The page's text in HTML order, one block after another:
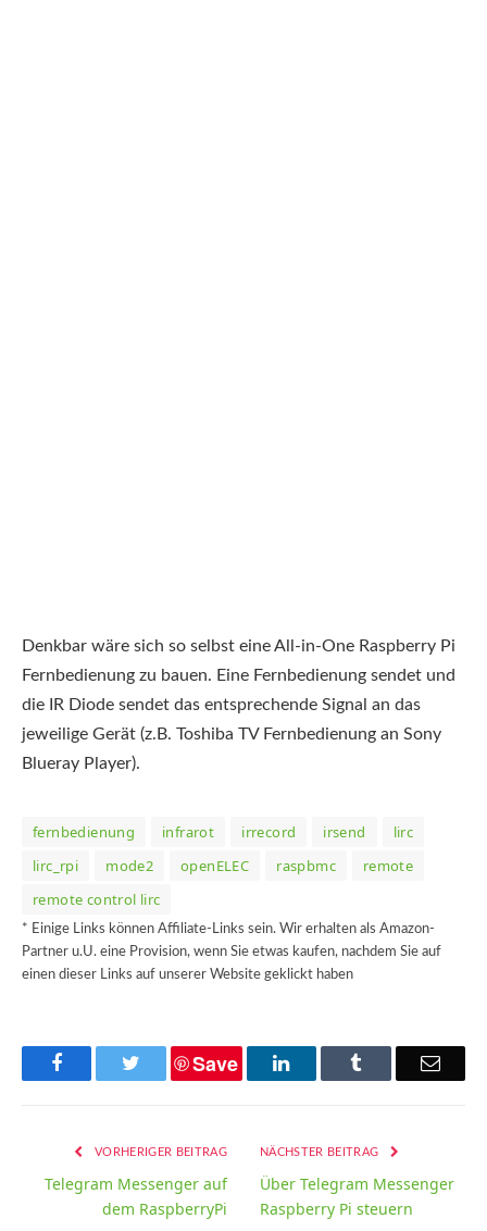
Denkbar wäre sich so selbst eine All-in-One Raspberry Pi
Fernbedienung zu bauen. Eine Fernbedienung sendet und
die IR Diode sendet das entsprechende Signal an das
jeweilige Gerät (z.B. Toshiba TV Fernbedienung an Sony
Blueray Player).
fernbedienung infrarot irrecord irsend
lirc
lirc_rpi
mode2 openELEC raspbmc
remote
remote control lirc
* Einige Links können Affiliate-Links sein. Wir erhalten als Amazon-
Partner u.U. eine Provision, wenn Sie etwas kaufen, nachdem Sie auf
einen dieser Links auf unserer Website geklickt haben
Facebook TwitterSave LinkedInTumblr Email
VORHERIGER BEITRAG
Telegram Messenger auf
dem RaspberryPi
NÄCHSTER BEITRAG
Über Telegram Messenger
Raspberry Pi steuern